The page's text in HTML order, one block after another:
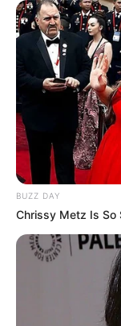
9 Desain Detail
Sangat
Lebih Mudah
10 Inspirasi
Undangan
BUZZ DAY
Chrissy Metz Is So